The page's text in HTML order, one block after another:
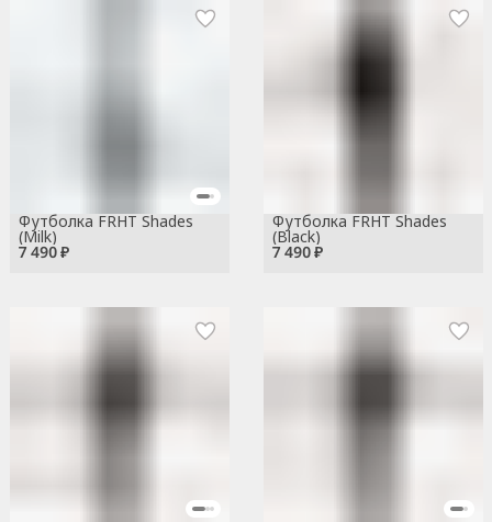
7 490 ₽
Футболка FRHT Shades
(Milk)
7 490 ₽
Футболка FRHT Shades
(Black)